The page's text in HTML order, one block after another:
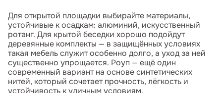
Для открытой площадки выбирайте материалы,
устойчивые к осадкам: алюминий, искусственный
ротанг. Для крытой беседки хорошо подойдут
деревянные комплекты — в защищённых условиях
такая мебель служит особенно долго, а уход за ней
существенно упрощается. Роуп — ещё один
современный вариант на основе синтетических
нитей, который сочетает прочность, лёгкость и
устойчивость к уличным условиям.